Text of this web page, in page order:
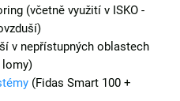
(včetně využití v ISKO -
v nepřístupných oblastech
lomy)
(Fidas Smart 100 +